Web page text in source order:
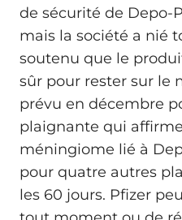
de sécurité de Depo-
mais la société a nié
soutenu que le
sûr pour rester sur le
prévu en décembre
plaignante qui
méningiome lié à
pour quatre autres
les 60 jours. Pfizer